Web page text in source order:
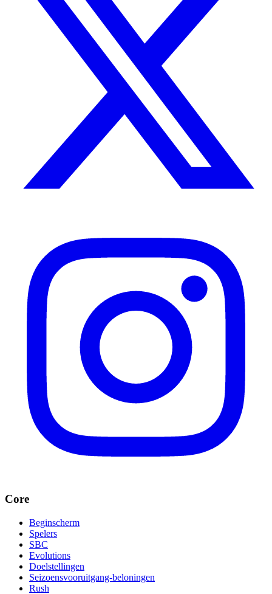
Core
Beginscherm
Spelers
SBC
Evolutions
Doelstellingen
Seizoensvooruitgang-beloningen
Rush